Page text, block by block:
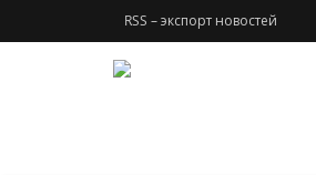
RSS – экспорт новостей